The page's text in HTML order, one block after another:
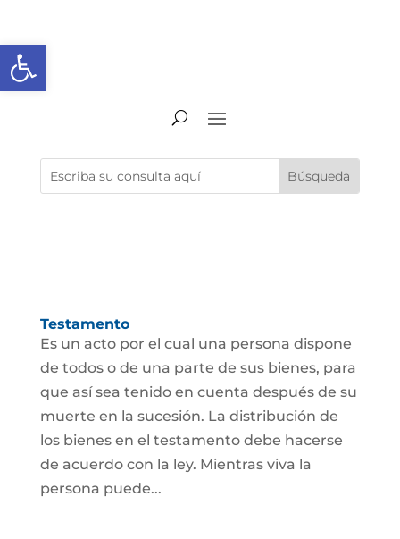
Abrir barra de herramientas
Testamento
Es un acto por el cual una persona dispone
de todos o de una parte de sus bienes, para
que así sea tenido en cuenta después de su
muerte en la sucesión. La distribución de
los bienes en el testamento debe hacerse
de acuerdo con la ley. Mientras viva la
persona puede...